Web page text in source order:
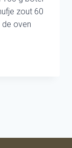
zout 60
oven